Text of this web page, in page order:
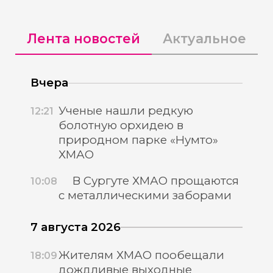
Лента новостей Актуальное
Вчера
12:21 Ученые нашли редкую
болотную орхидею в
природном парке «Нумто»
ХМАО
10:08
В Сургуте ХМАО прощаются
с металлическими заборами
7 августа 2026
18:09Жителям ХМАО пообещали
дождливые выходные